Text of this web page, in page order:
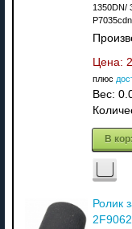
1350DN/
Цена:
плюс
Вес:
В
Ролик